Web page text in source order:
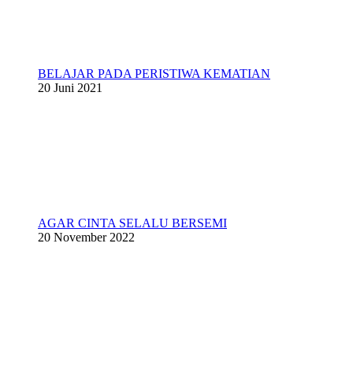
BELAJAR PADA PERISTIWA KEMATIAN
20 Juni 2021
AGAR CINTA SELALU BERSEMI
20 November 2022